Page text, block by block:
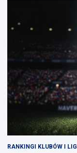
RANKINGI KLUBÓW I LIG